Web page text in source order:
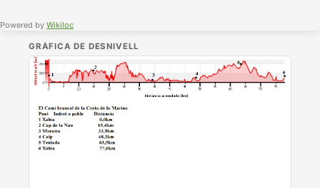
Powered by Wikiloc
GRÀFICA DE DESNIVELL